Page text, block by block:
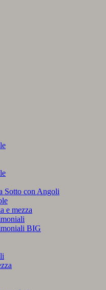
Sotto con Angoli
e mezza
BIG